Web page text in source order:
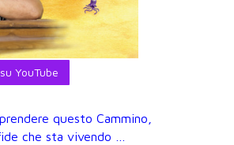
YouTube
questo Cammino,
che sta vivendo …